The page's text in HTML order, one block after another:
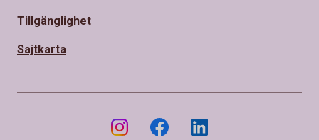
Tillgänglighet
Sajtkarta